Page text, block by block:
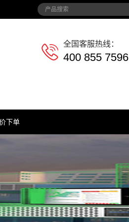
全国客服热线：
400 855 7596
下单